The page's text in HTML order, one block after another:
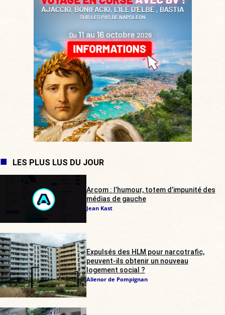
LES PLUS LUS DU JOUR
Arcom : l’humour, totem d’impunité des
médias de gauche
Jean Kast
Expulsés des HLM pour narcotrafic,
peuvent-ils obtenir un nouveau
logement social ?
Alienor de Pompignan